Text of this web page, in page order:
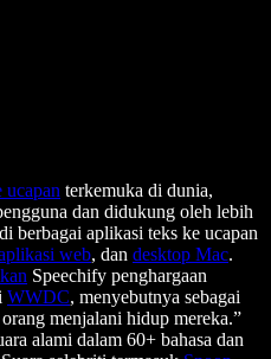
ucapan terkemuka di dunia,
dan didukung oleh lebih
berbagai aplikasi teks ke ucapan
web, dan desktop Mac.
Speechify penghargaan
WWDC, menyebutnya sebagai
menjalani hidup mereka.”
alami dalam 60+ bahasa dan